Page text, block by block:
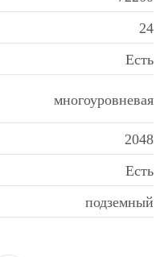
24
Есть
многоуровневая
2048
Есть
подземный